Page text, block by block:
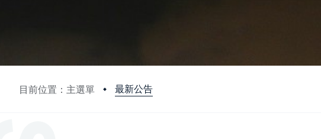
目前位置：主選單 最新公告